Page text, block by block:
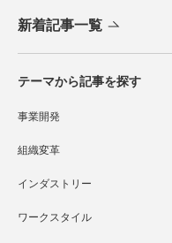
新着記事一覧
テーマから記事を探す
事業開発
組織変革
インダストリー
ワークスタイル